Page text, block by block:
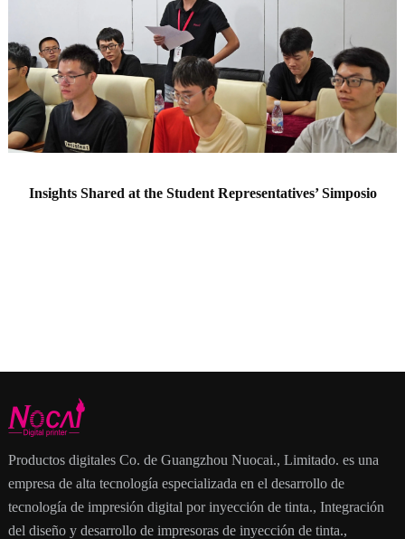
Insights Shared at the Student Representatives’ Simposio
Productos digitales Co. de Guangzhou Nuocai., Limitado. es una
empresa de alta tecnología especializada en el desarrollo de
tecnología de impresión digital por inyección de tinta., Integración
del diseño y desarrollo de impresoras de inyección de tinta.,